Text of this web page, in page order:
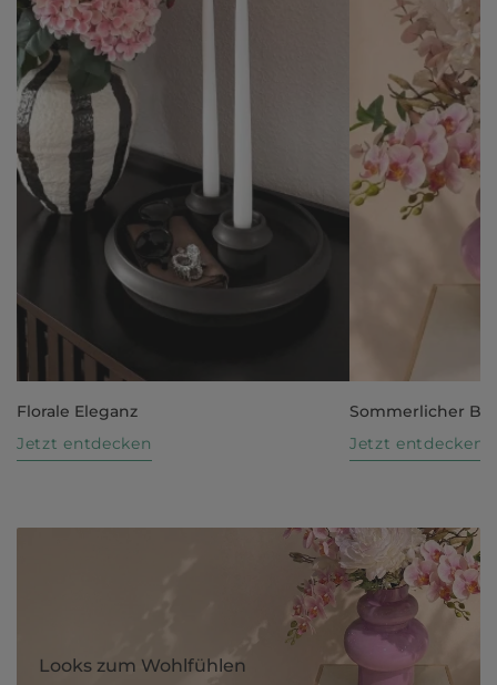
Florale Eleganz
Jetzt entdecken
Sommerlicher
Jetzt entdecken
Looks zum Wohlfühlen